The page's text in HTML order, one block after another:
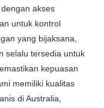
akses
untuk kontrol
yang bijaksana,
selalu tersedia untuk
kepuasan
memiliki kualitas
di Australia,